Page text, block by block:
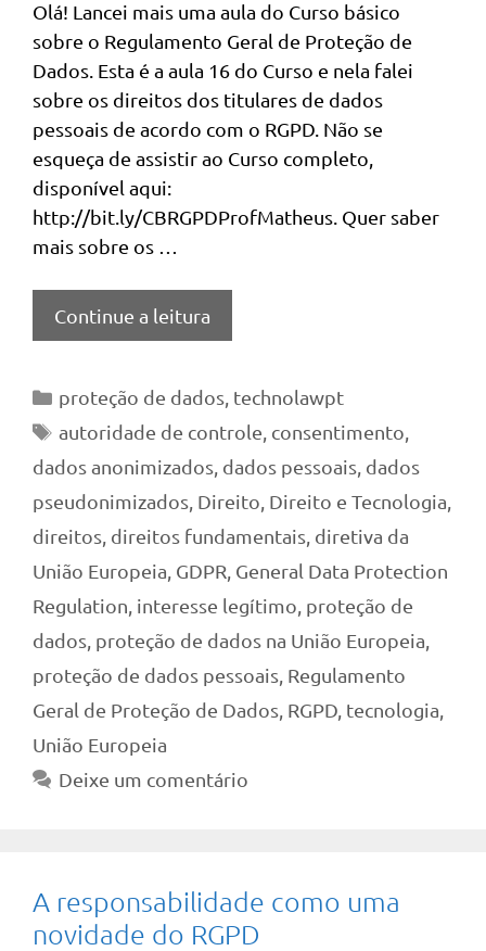
Olá! Lancei mais uma aula do Curso básico
sobre o Regulamento Geral de Proteção de
Dados. Esta é a aula 16 do Curso e nela falei
sobre os direitos dos titulares de dados
pessoais de acordo com o RGPD. Não se
esqueça de assistir ao Curso completo,
disponível aqui:
http://bit.ly/CBRGPDProfMatheus. Quer saber
mais sobre os …
Continue a leitura
Categorias
proteção de dados, technolawpt
Tags
autoridade de controle, consentimento,
dados anonimizados, dados pessoais, dados
pseudonimizados, Direito, Direito e Tecnologia,
direitos, direitos fundamentais, diretiva da
União Europeia, GDPR, General Data Protection
Regulation, interesse legítimo, proteção de
dados, proteção de dados na União Europeia,
proteção de dados pessoais, Regulamento
Geral de Proteção de Dados, RGPD, tecnologia,
União Europeia
Deixe um comentário
A responsabilidade como uma
novidade do RGPD